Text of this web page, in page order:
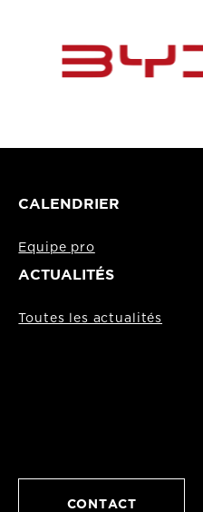
CALENDRIER
Equipe pro
ACTUALITÉS
Toutes les actualités
CONTACT